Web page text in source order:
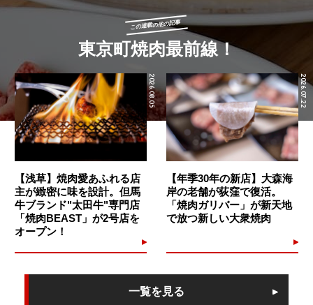
この連載の他の記事
東京町焼肉最前線！
2026.08.05
【浅草】焼肉愛あふれる店
主が緻密に味を設計。但馬
牛ブランド"太田牛"専門店
「焼肉BEAST」が2号店を
オープン！
2026.07.22
【年季30年の新店】大森海
岸の老舗が荻窪で復活。
「焼肉ガリバー」が新天地
で放つ新しい大衆焼肉
一覧を見る